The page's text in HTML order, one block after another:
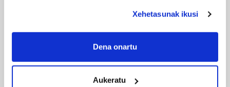
If you allow, we would also like to:
Collect information about your geographical
Identify your device by actively scanning it for
Xehetasunak ikusi
Dena onartu
Aukeratu